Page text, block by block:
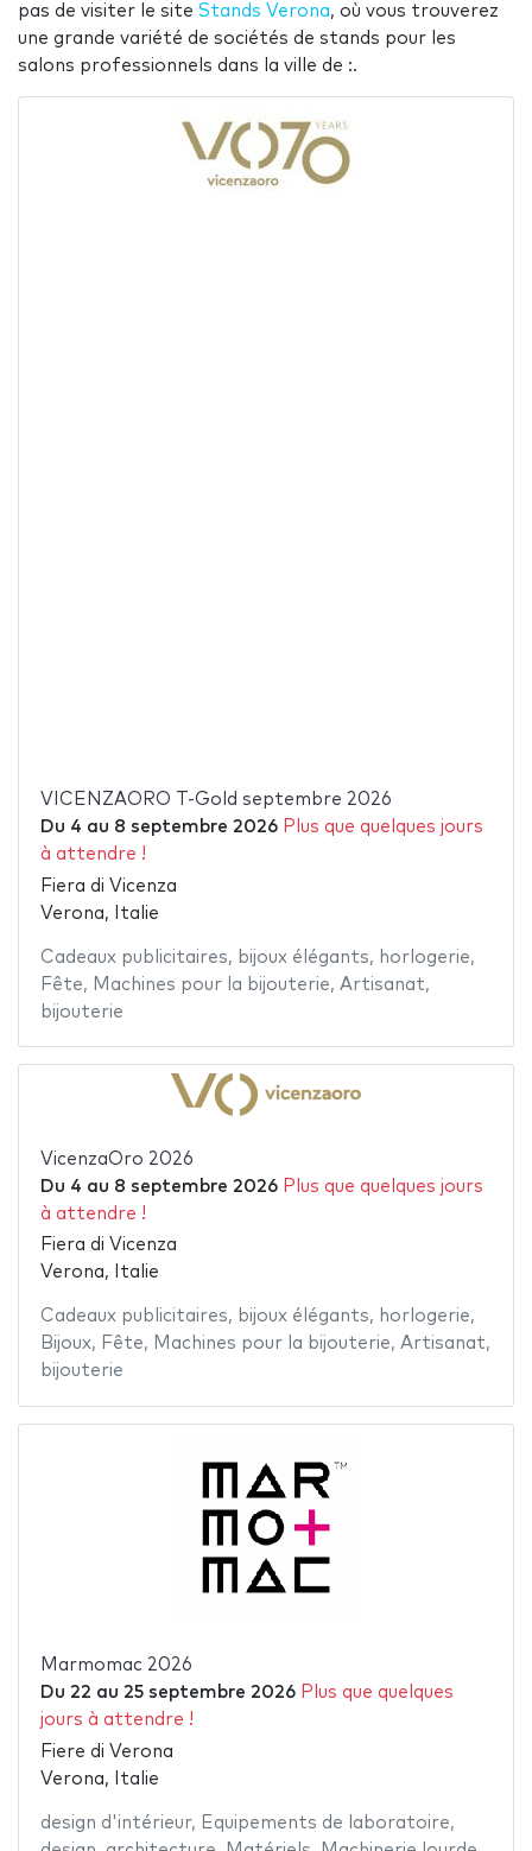
pas de visiter le site Stands Verona, où vous trouverez
une grande variété de sociétés de stands pour les
salons professionnels dans la ville de :.
VICENZAORO T-Gold septembre 2026
Du 4 au 8 septembre 2026 Plus que quelques jours
à attendre !
Fiera di Vicenza
Verona, Italie
Cadeaux publicitaires, bijoux élégants, horlogerie,
Fête, Machines pour la bijouterie, Artisanat,
bijouterie
VicenzaOro 2026
Du 4 au 8 septembre 2026 Plus que quelques jours
à attendre !
Fiera di Vicenza
Verona, Italie
Cadeaux publicitaires, bijoux élégants, horlogerie,
Bijoux, Fête, Machines pour la bijouterie, Artisanat,
bijouterie
Marmomac 2026
Du 22 au 25 septembre 2026 Plus que quelques
jours à attendre !
Fiere di Verona
Verona, Italie
design d'intérieur, Equipements de laboratoire,